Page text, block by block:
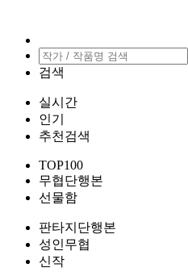
검색
실시간
인기
추천검색
TOP100
무협단행본
선물함
판타지단행본
성인무협
신작